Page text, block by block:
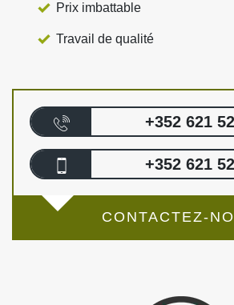
Prix imbattable
Travail de qualité
+352 621
+352 621
CONTACTEZ-